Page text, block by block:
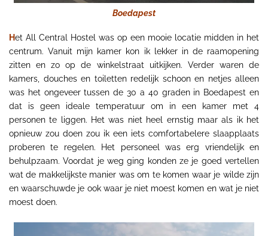
Boedapest
Het All Central Hostel was op een mooie locatie midden in het
centrum. Vanuit mijn kamer kon ik lekker in de raamopening
zitten en zo op de winkelstraat uitkijken. Verder waren de
kamers, douches en toiletten redelijk schoon en netjes alleen
was het ongeveer tussen de 30 a 40 graden in Boedapest en
dat is geen ideale temperatuur om in een kamer met 4
personen te liggen. Het was niet heel ernstig maar als ik het
opnieuw zou doen zou ik een iets comfortabelere slaapplaats
proberen te regelen. Het personeel was erg vriendelijk en
behulpzaam. Voordat je weg ging konden ze je goed vertellen
wat de makkelijkste manier was om te komen waar je wilde zijn
en waarschuwde je ook waar je niet moest komen en wat je niet
moest doen.